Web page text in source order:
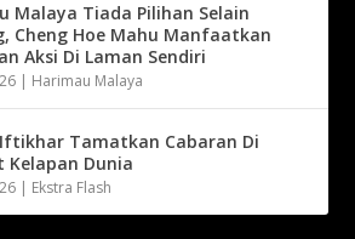
Malaya Tiada Pilihan Selain
Cheng Hoe Mahu Manfaatkan
Aksi Di Laman Sendiri
| Harimau Malaya
Tamatkan Cabaran Di
Kelapan Dunia
| Ekstra Flash